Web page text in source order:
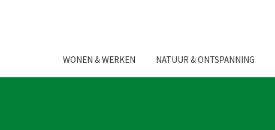
WONEN & WERKEN NATUUR & ONTSPANNING